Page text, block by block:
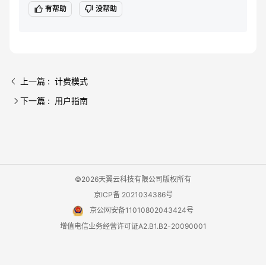
有帮助 没帮助
上一篇 : 计费模式
下一篇 : 用户指南
©2026天翼云科技有限公司版权所有
京ICP备 2021034386号
京公网安备11010802043424号
增值电信业务经营许可证A2.B1.B2-20090001